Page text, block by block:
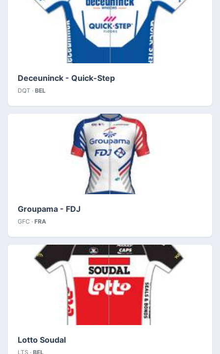
Deceuninck - Quick-Step
DQT · BEL
Groupama - FDJ
GFC · FRA
Lotto Soudal
LTS · BEL